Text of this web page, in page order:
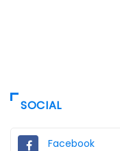
SOCIAL
Facebook